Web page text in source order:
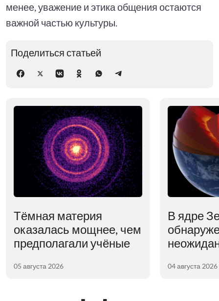
менее, уважение и этика общения остаются
важной частью культуры.
Поделиться статьей
Тёмная материя
оказалась мощнее, чем
предполагали учёные
05 августа 2026
В ядре
04 августа 2026